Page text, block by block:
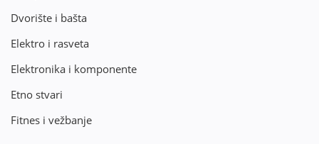
Dvorište i bašta
Elektro i rasveta
Elektronika i komponente
Etno stvari
Fitnes i vežbanje